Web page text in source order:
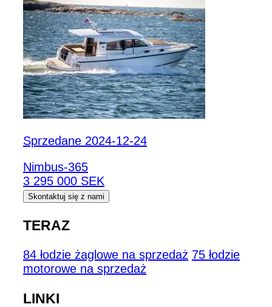
Sprzedane 2024-12-24
Nimbus-365
3 295 000 SEK
Skontaktuj się z nami
TERAZ
84 łodzie żaglowe na sprzedaż 75 łodzie
motorowe na sprzedaż
LINKI